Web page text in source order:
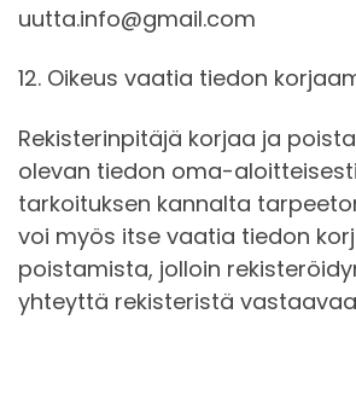
uutta.info@gmail.com
12. Oikeus vaatia tiedon
Rekisterinpitäjä korjaa ja
olevan tiedon oma-
tarkoituksen kannalta
voi myös itse vaatia tiedon
poistamista, jolloin
yhteyttä rekisteristä